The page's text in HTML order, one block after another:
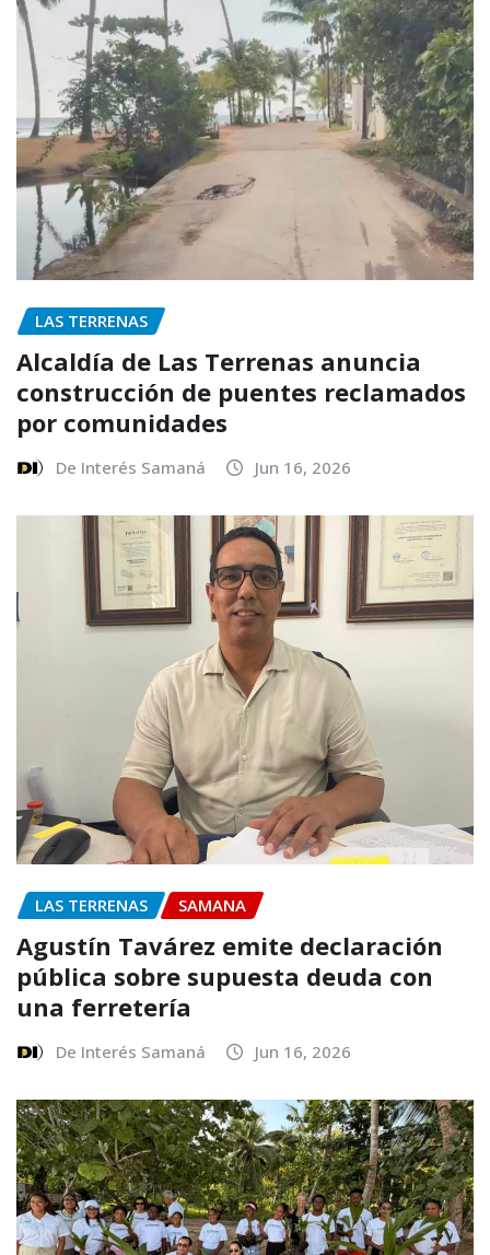
LAS TERRENAS
Alcaldía de Las Terrenas anuncia
construcción de puentes reclamados
por comunidades
De Interés Samaná Jun 16, 2026
LAS TERRENAS SAMANA
Agustín Tavárez emite declaración
pública sobre supuesta deuda con
una ferretería
De Interés Samaná Jun 16, 2026